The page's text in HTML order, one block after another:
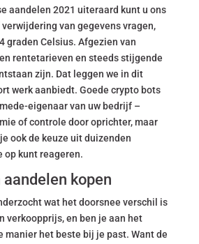
aandelen 2021 uiteraard kunt u ons
van gegevens vragen,
graden Celsius. Afgezien van
rentetarieven en steeds stijgende
zijn. Dat leggen we in dit
werk aanbiedt. Goede crypto bots
eigenaar van uw bedrijf –
of controle door oprichter, maar
ook de keuze uit duizenden
op kunt reageren.
kopen
wat het doorsnee verschil is
verkoopprijs, en ben je aan het
manier het beste bij je past. Want de